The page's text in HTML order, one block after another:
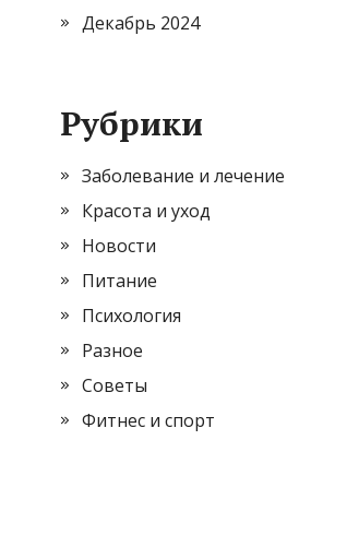
Декабрь 2024
Рубрики
Заболевание и лечение
Красота и уход
Новости
Питание
Психология
Разное
Советы
Фитнес и спорт